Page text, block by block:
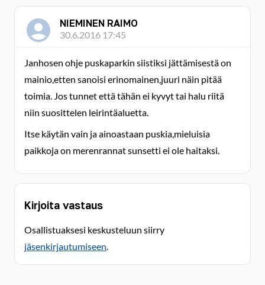
NIEMINEN RAIMO
30.6.2016 17:45
Janhosen ohje puskaparkin siistiksi jättämisestä on
mainio,etten sanoisi erinomainen,juuri näin pitää
toimia. Jos tunnet että tähän ei kyvyt tai halu riitä
niin suosittelen leirintäaluetta.
Itse käytän vain ja ainoastaan puskia,mieluisia
paikkoja on merenrannat sunsetti ei ole haitaksi.
Kirjoita vastaus
Osallistuaksesi keskusteluun siirry
jäsenkirjautumiseen.